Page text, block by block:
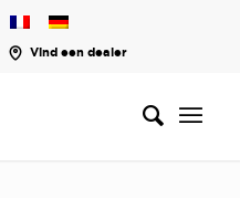
Vind een dealer